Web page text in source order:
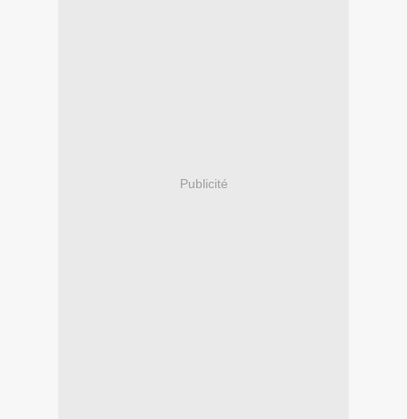
Publicité